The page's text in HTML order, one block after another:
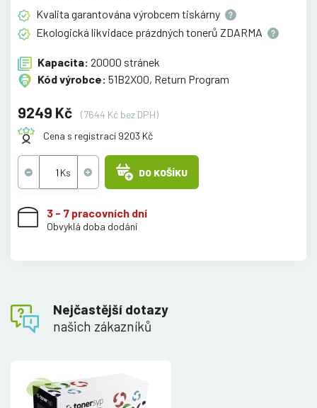
Kvalita garantována výrobcem tiskárny
Ekologická likvidace prázdných tonerů ZDARMA
Kapacita: 20000 stránek
Kód výrobce: 51B2X00, Return Program
9249 Kč
(7644 Kč bez DPH)
Cena s registrací 9203 Kč
DO KOŠÍKU
3 - 7 pracovních dní
Obvyklá doba dodání
Nejčastější dotazy
našich zákazníků